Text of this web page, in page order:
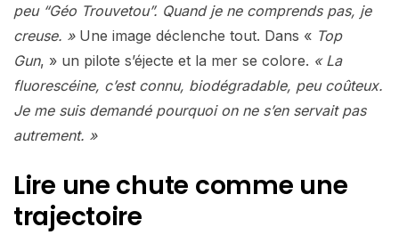
peu “Géo Trouvetou”. Quand je ne comprends pas, je
creuse. »Une image déclenche tout. Dans « Top
Gun, » un pilote s’éjecte et la mer se colore. « La
fluorescéine, c’est connu, biodégradable, peu coûteux.
Je me suis demandé pourquoi on ne s’en servait pas
autrement. »
Lire une chute comme une
trajectoire